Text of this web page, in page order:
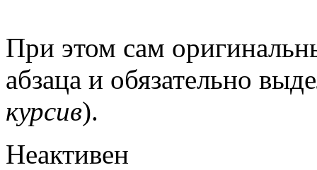
При этом сам
абзаца и обязательно
курсив).
Неактивен